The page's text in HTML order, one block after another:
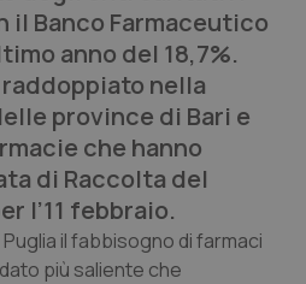
il Banco Farmaceutico
anno del 18,7%.
nella
province di Bari e
che hanno
di Raccolta del
l’11 febbraio.
il fabbisogno di farmaci
più saliente che